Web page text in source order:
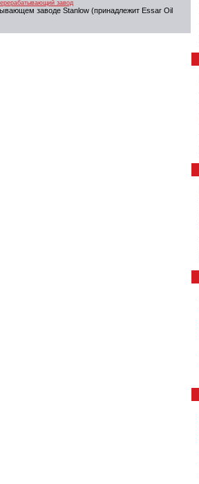
завод
заводе Stanlow (принадлежит Essar Oil